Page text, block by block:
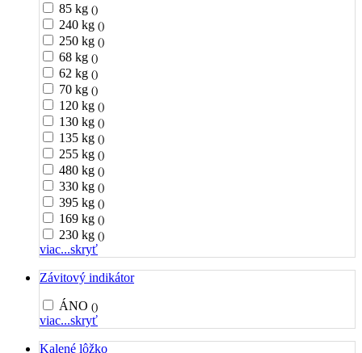
85 kg ()
240 kg ()
250 kg ()
68 kg ()
62 kg ()
70 kg ()
120 kg ()
130 kg ()
135 kg ()
255 kg ()
480 kg ()
330 kg ()
395 kg ()
169 kg ()
230 kg ()
viac...skryť
Závitový indikátor
ÁNO ()
viac...skryť
Kalené lôžko